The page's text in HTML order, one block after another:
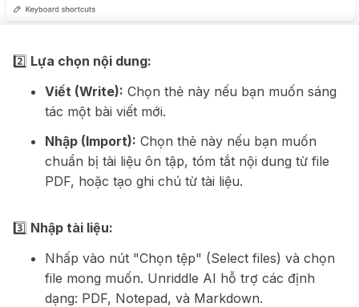
2️⃣ Lựa chọn nội dung:
Viết (Write): Chọn thẻ này nếu bạn muốn sáng
tác một bài viết mới.
Nhập (Import): Chọn thẻ này nếu bạn muốn
chuẩn bị tài liệu ôn tập, tóm tắt nội dung từ file
PDF, hoặc tạo ghi chú từ tài liệu.
3️⃣ Nhập tài liệu:
Nhấp vào nút "Chọn tệp" (Select files) và chọn
file mong muốn. Unriddle AI hỗ trợ các định
dạng: PDF, Notepad, và Markdown.